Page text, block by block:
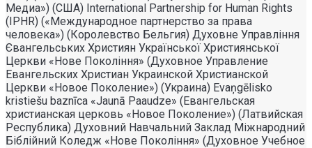
Медиа») (США) International Partnership for Human Rights
(IPHR) («Международное партнерство за права
человека») (Королевство Бельгия) Духовне Управлiння
Євангельських Християн Української Християнської
Церкви «Нове Поколiння» (Духовное Управление
Евангельских Христиан Украинской Христианской
Церкви «Новое Поколение») (Украина) Evaņgēlisko
kristiešu baznīca «Jaunā Paaudze» (Евангельская
христианская церковь «Новое Поколение») (Латвийская
Республика) Духовний Навчальний Заклад Міжнародний
Біблійний Коледж «Нове Покоління» (Духовное Учебное